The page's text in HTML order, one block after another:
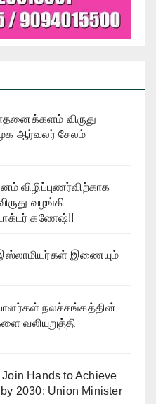
விருது
ஆர்வலர் சேலம்
விழிப்புணர்விற்காக
வழங்கி
கணேஷ்!!
இணையும்
நலச்சங்கத்தின்
வலியுறுத்தி
Hands to Achieve
2030: Union Minister